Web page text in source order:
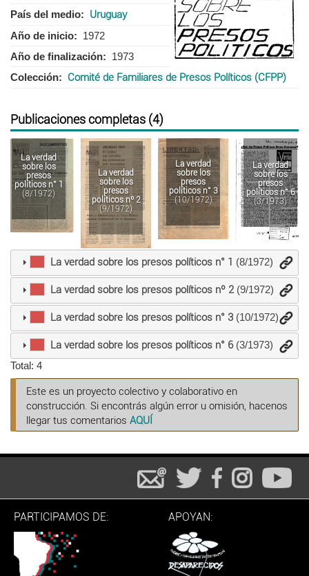
País del medio Uruguay
Año de inicio
1972
Año de finalización
1973
Colección
Comité de Familiares de Presos Políticos (CFPP)
Publicaciones completas (4)
La verdad
sobre los
presos
políticos n° 1
(8/1972)
La verdad
sobre los
presos
políticos nº 2
(9/1972)
La verdad
sobre los
presos
políticos n° 3
(10/1972)
La verdad
sobre los
presos
políticos n° 6
(3/1973)
La verdad sobre los presos políticos n° 1 (8/1972)
La verdad sobre los presos políticos nº 2(9/1972)
La verdad sobre los presos políticos n° 3(10/1972)
La verdad sobre los presos políticos n° 6(3/1973)
Total: 4
Este es un proyecto colectivo y colaborativo en
construcción. Si encontrás algún error u omisión, hacenos
llegar tus comentarios AQUÍ
PARTICIPAMOS DE: APOYAN: